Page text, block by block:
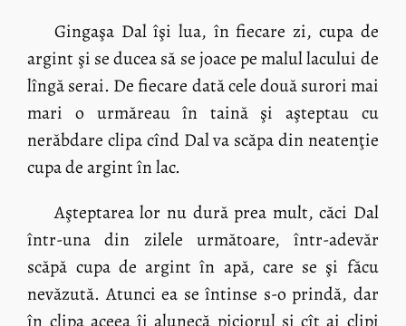
Gingaşa Dal îşi lua, în fiecare zi, cupa de
argint şi se ducea să se joace pe malul lacului de
lîngă serai. De fiecare dată cele două surori mai
mari o urmăreau în taină şi aşteptau cu
nerăbdare clipa cînd Dal va scăpa din neatenţie
cupa de argint în lac.
Aşteptarea lor nu dură prea mult, căci Dal
într-una din zilele următoare, într-adevăr
scăpă cupa de argint în apă, care se şi făcu
nevăzută. Atunci ea se întinse s-o prindă, dar
în clipa aceea îi alunecă piciorul şi cît ai clipi